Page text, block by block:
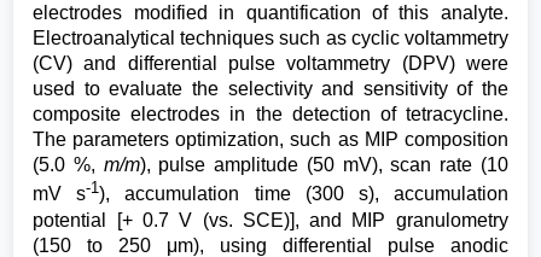
electrodes modified in quantification of this analyte.
Electroanalytical techniques such as cyclic voltammetry
(CV) and differential pulse voltammetry (DPV) were
used to evaluate the selectivity and sensitivity of the
composite electrodes in the detection of tetracycline.
The parameters optimization, such as MIP composition
(5.0 %, m/m), pulse amplitude (50 mV), scan rate (10
mV s-1), accumulation time (300 s), accumulation
potential [+ 0.7 V (vs. SCE)], and MIP granulometry
(150 to 250 μm), using differential pulse anodic